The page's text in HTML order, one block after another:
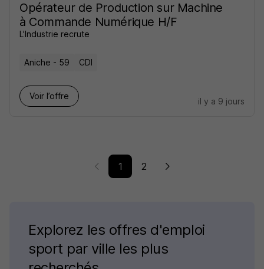
Opérateur de Production sur Machine
à Commande Numérique H/F
L'Industrie recrute
Aniche - 59 CDI
Voir l’offre
il y a 9 jours
1 2
Explorez les offres d'emploi
sport par ville les plus